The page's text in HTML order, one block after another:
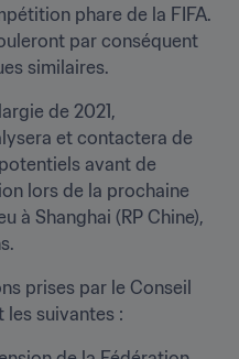
phare de la FIFA.
par conséquent
similaires.
de 2021,
et contactera de
avant de
lors de la prochaine
à Shanghai (RP Chine),
prises par le Conseil
les suivantes :